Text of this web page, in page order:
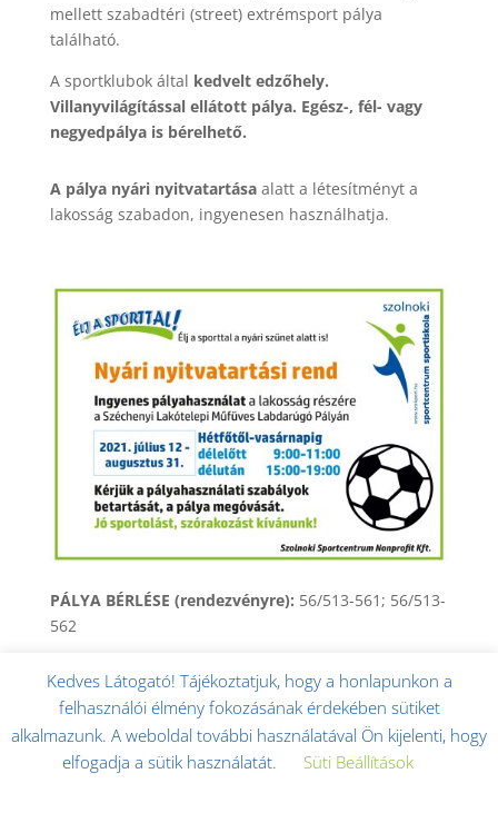
mellett szabadtéri (street) extrémsport pálya
található.
A sportklubok által kedvelt edzőhely.
Villanyvilágítással ellátott pálya. Egész-, fél- vagy
negyedpálya is bérelhető.
A pálya nyári nyitvatartásaalatt a létesítményt a
lakosság szabadon, ingyenesen használhatja.
PÁLYA BÉRLÉSE (rendezvényre): 56/513-561; 56/513-
562
Minden jog fenntartva! © Szolnoki Sportcentrum
Nonprofit Kft. 2017. -
Kedves Látogató! Tájékoztatjuk, hogy a honlapunkon a
felhasználói élmény fokozásának érdekében sütiket
alkalmazunk. A weboldal további használatával Ön kijelenti, hogy
elfogadja a sütik használatát.
Süti Beállítások